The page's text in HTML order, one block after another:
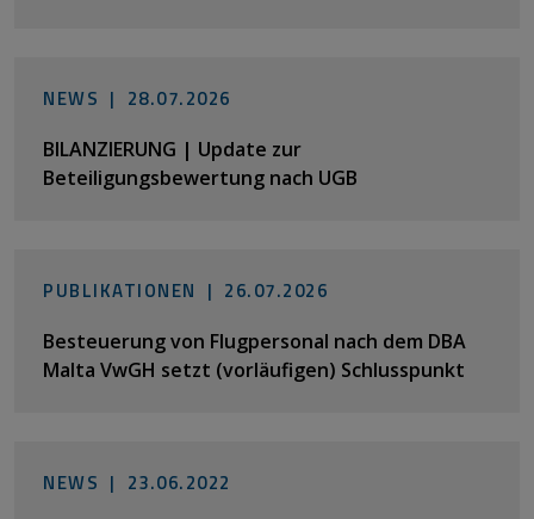
NEWS | 28.07.2026
BILANZIERUNG | Update zur
Beteiligungsbewertung nach UGB
PUBLIKATIONEN | 26.07.2026
Besteuerung von Flugpersonal nach dem DBA
Malta VwGH setzt (vorläufigen) Schlusspunkt
NEWS | 23.06.2022